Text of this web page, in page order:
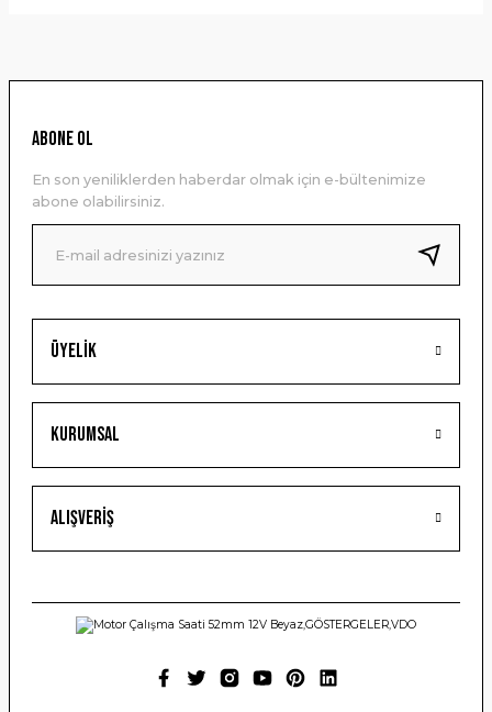
Ürün resmi kalitesiz, bozuk veya görüntülenemiyor.
Ürün bilgilerinde hatalar bulunuyor.
Ürün fiyatı diğer sitelerden daha pahalı.
Bu ürüne benzer farklı alternatifler olmalı.
Gönder
Üyelik
Kurumsal
Alışveriş
ABONE OL
En son yeniliklerden haberdar olmak için e-bültenimize
abone olabilirsiniz.